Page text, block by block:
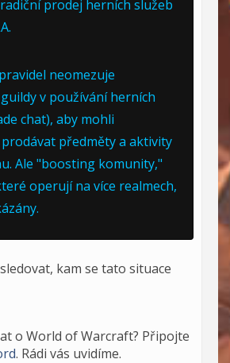
prodej herních služeb
neomezuje
v používání herních
chat), aby mohli
předměty a aktivity
Ale "boosting komunity,"
operují na více realmech,
kam se tato situace
o World of Warcraft? Připojte
. Rádi vás uvidíme.